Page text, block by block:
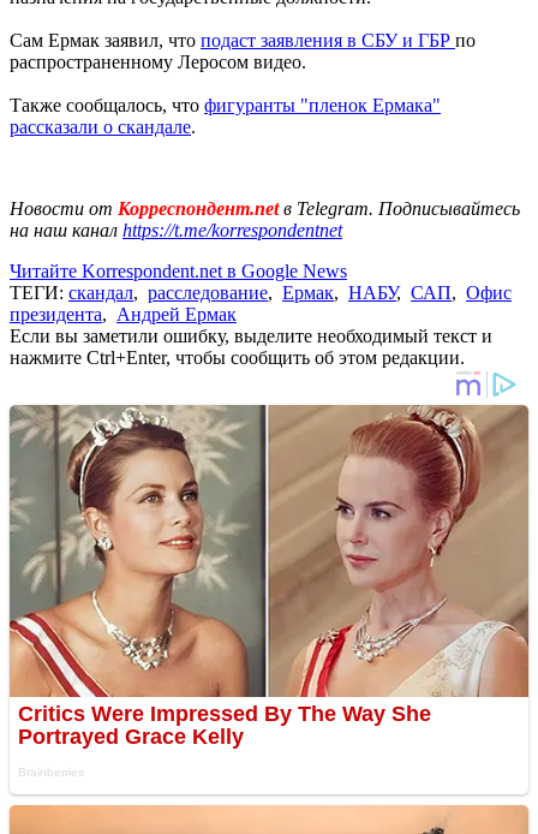
Сам Ермак заявил, что подаст заявления в СБУ и ГБР по
распространенному Леросом видео.
Также сообщалось, что фигуранты "пленок Ермака"
рассказали о скандале.
Новости от Корреспондент.netв Telegram. Подписывайтесь
на наш канал https://t.me/korrespondentnet
Читайте Korrespondent.net в Google News
ТЕГИ: скандал, расследование, Ермак, НАБУ, САП, Офис
президента, Андрей Ермак
Если вы заметили ошибку, выделите необходимый текст и
нажмите Ctrl+Enter, чтобы сообщить об этом редакции.